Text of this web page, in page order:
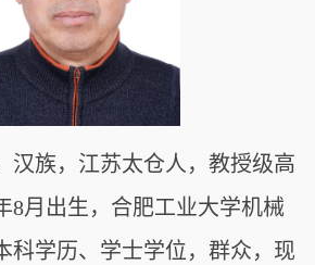
汉族，江苏太仓人，教授级高
8月出生，合肥工业大学机械
科学历、学士学位，群众，现